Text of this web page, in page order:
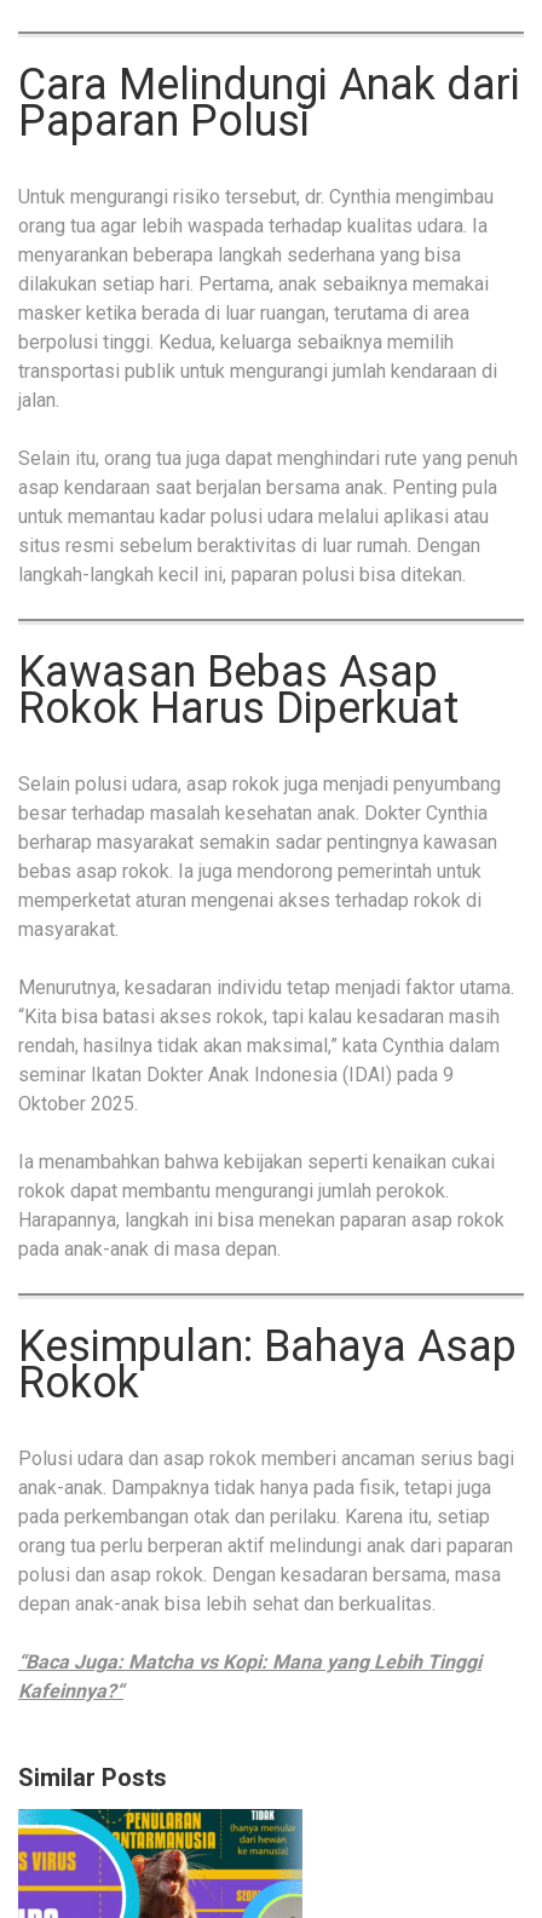
Cara Melindungi Anak dari
Paparan Polusi
Untuk mengurangi risiko tersebut, dr. Cynthia mengimbau
orang tua agar lebih waspada terhadap kualitas udara. Ia
menyarankan beberapa langkah sederhana yang bisa
dilakukan setiap hari. Pertama, anak sebaiknya memakai
masker ketika berada di luar ruangan, terutama di area
berpolusi tinggi. Kedua, keluarga sebaiknya memilih
transportasi publik untuk mengurangi jumlah kendaraan di
jalan.
Selain itu, orang tua juga dapat menghindari rute yang penuh
asap kendaraan saat berjalan bersama anak. Penting pula
untuk memantau kadar polusi udara melalui aplikasi atau
situs resmi sebelum beraktivitas di luar rumah. Dengan
langkah-langkah kecil ini, paparan polusi bisa ditekan.
Kawasan Bebas Asap
Rokok Harus Diperkuat
Selain polusi udara, asap rokok juga menjadi penyumbang
besar terhadap masalah kesehatan anak. Dokter Cynthia
berharap masyarakat semakin sadar pentingnya kawasan
bebas asap rokok. Ia juga mendorong pemerintah untuk
memperketat aturan mengenai akses terhadap rokok di
masyarakat.
Menurutnya, kesadaran individu tetap menjadi faktor utama.
“Kita bisa batasi akses rokok, tapi kalau kesadaran masih
rendah, hasilnya tidak akan maksimal,” kata Cynthia dalam
seminar Ikatan Dokter Anak Indonesia (IDAI) pada 9
Oktober 2025.
Ia menambahkan bahwa kebijakan seperti kenaikan cukai
rokok dapat membantu mengurangi jumlah perokok.
Harapannya, langkah ini bisa menekan paparan asap rokok
pada anak-anak di masa depan.
Kesimpulan: Bahaya Asap
Rokok
Polusi udara dan asap rokok memberi ancaman serius bagi
anak-anak. Dampaknya tidak hanya pada fisik, tetapi juga
pada perkembangan otak dan perilaku. Karena itu, setiap
orang tua perlu berperan aktif melindungi anak dari paparan
polusi dan asap rokok. Dengan kesadaran bersama, masa
depan anak-anak bisa lebih sehat dan berkualitas.
“Baca Juga: Matcha vs Kopi: Mana yang Lebih Tinggi
Kafeinnya?“
Similar Posts